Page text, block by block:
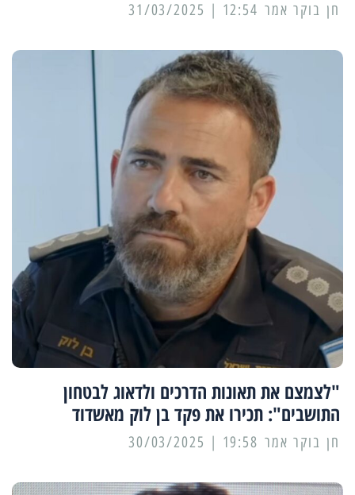
12:54 | 31/03/2025
"לצמצם את תאונות הדרכים ולדאוג לבטחון
התושבים": תכירו את פקד בן לוק מאשדוד
19:58 | 30/03/2025